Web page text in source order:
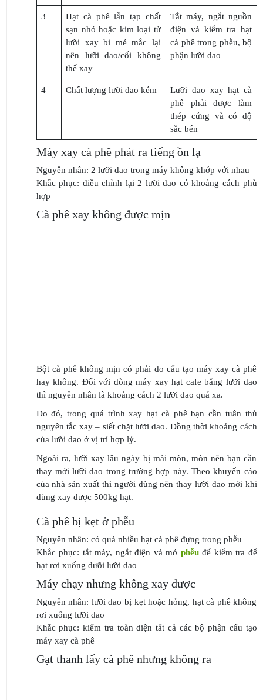
3
Hạt cà phê lẫn tạp chất
sạn nhỏ hoặc kim loại từ
lưỡi xay bi mẻ mắc lại
nên lưỡi dao/cối không
thể xay
Tắt máy, ngắt nguồn
điện và kiểm tra hạt
cà phê trong phễu, bộ
phận lưỡi dao
4 Chất lượng lưỡi dao kém
Lưỡi dao xay hạt cà
phê phải được làm
thép cứng và có độ
sắc bén
Máy xay cà phê phát ra tiếng ồn lạ
Nguyên nhân: 2 lưỡi dao trong máy không khớp với nhau
Khắc phục: điều chỉnh lại 2 lưỡi dao có khoảng cách phù
hợp
Cà phê xay không được mịn
Bột cà phê không mịn có phải do cấu tạo máy xay cà phê
hay không. Đối với dòng máy xay hạt cafe bằng lưỡi dao
thì nguyên nhân là khoảng cách 2 lưỡi dao quá xa.
Do đó, trong quá trình xay hạt cà phê bạn cần tuân thủ
nguyên tắc xay – siết chặt lưỡi dao. Đồng thời khoảng cách
của lưỡi dao ở vị trí hợp lý.
Ngoài ra, lưỡi xay lâu ngày bị mài mòn, mòn nên bạn cần
thay mới lưỡi dao trong trường hợp này. Theo khuyến cáo
của nhà sản xuất thì người dùng nên thay lưỡi dao mới khi
dùng xay được 500kg hạt.
Cà phê bị kẹt ở phễu
Nguyên nhân: có quá nhiều hạt cà phê đựng trong phễu
Khắc phục: tắt máy, ngắt điện và mở phễuđể kiểm tra để
hạt rơi xuống dưỡi lưỡi dao
Máy chạy nhưng không xay được
Nguyên nhân: lưỡi dao bị kẹt hoặc hỏng, hạt cà phê không
rơi xuống lưỡi dao
Khắc phục: kiểm tra toàn diện tất cả các bộ phận cấu tạo
máy xay cà phê
Gạt thanh lấy cà phê nhưng không ra